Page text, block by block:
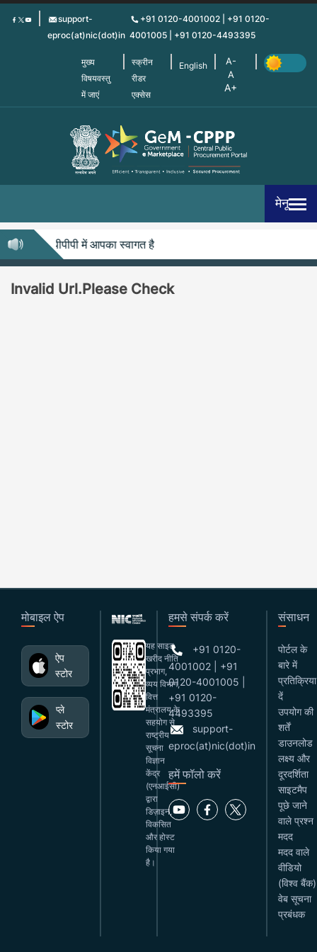
Skip
support-
eproc(at)nic(dot)in
+91 0120-4001002 | +91 0120-
4001005 | +91 0120-4493395
मुख्य
विषयवस्तु
में जाएं
स्क्रीन
रीडर
एक्सेस
English
मेनू
जेम-सीपीपीपी में आपका स्वागत है
Invalid Url.Please Check
मोबाइल ऐप
ऐप
स्टोर
प्ले
स्टोर
यह साइट
खरीद नीति
प्रभाग,
व्यय विभाग,
वित्त
मंत्रालय के
सहयोग से
राष्ट्रीय
सूचना
विज्ञान
केंद्र
(एनआईसी)
द्वारा
डिज़ाइन,
विकसित
और होस्ट
किया गया
है।
हमसे संपर्क करें
+91 0120-
4001002 | +91
0120-4001005 |
+91 0120-
4493395
support-
eproc(at)nic(dot)in
हमें फॉलो करें
संसाधन
पोर्टल के
बारे में
प्रतिक्रिया
दें
उपयोग की
शर्तें
डाउनलोड
लक्ष्य और
दूरदर्शिता
साइटमैप
पूछे जाने
वाले प्रश्न
मदद
मदद वाले
वीडियो
(विश्व बैंक)
वेब सूचना
प्रबंधक